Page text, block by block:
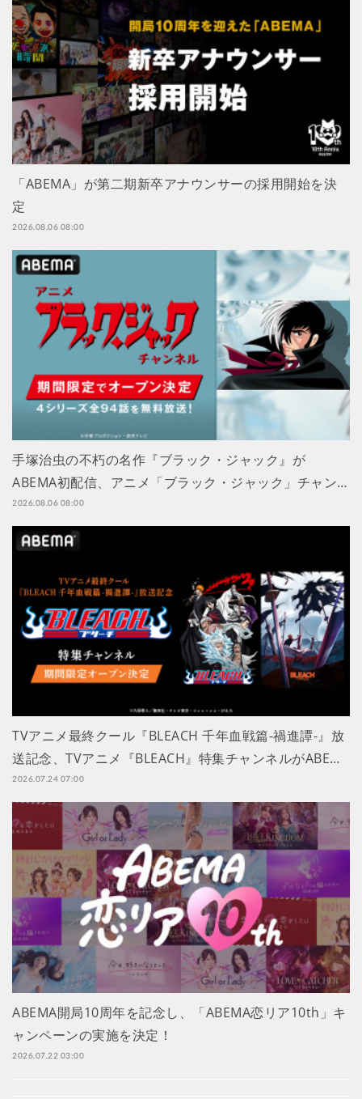
「ABEMA」が第二期新卒アナウンサーの採用開始を決
定
2026.08.06 08:00
手塚治虫の不朽の名作『ブラック・ジャック』が
ABEMA初配信、アニメ「ブラック・ジャック」チャン…
2026.08.06 08:00
TVアニメ最終クール『BLEACH 千年血戦篇-禍進譚-』放
送記念、TVアニメ『BLEACH』特集チャンネルがABE…
2026.07.24 07:00
ABEMA開局10周年を記念し、「ABEMA恋リア10th」キ
ャンペーンの実施を決定！
2026.07.22 03:00